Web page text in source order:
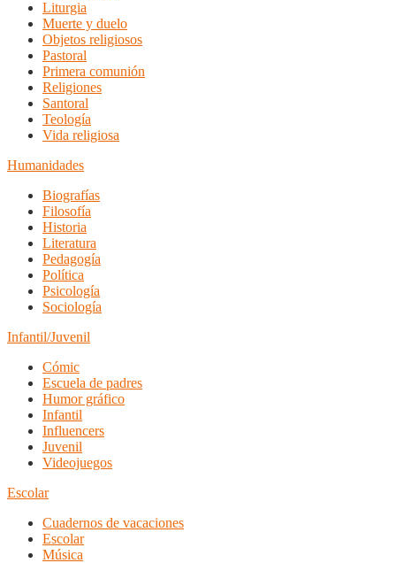
Liturgia
Muerte y duelo
Objetos religiosos
Pastoral
Primera comunión
Religiones
Santoral
Teología
Vida religiosa
Humanidades
Biografías
Filosofía
Historia
Literatura
Pedagogía
Política
Psicología
Sociología
Infantil/Juvenil
Cómic
Escuela de padres
Humor gráfico
Infantil
Influencers
Juvenil
Videojuegos
Escolar
Cuadernos de vacaciones
Escolar
Música